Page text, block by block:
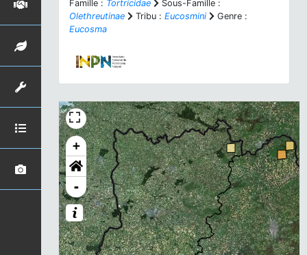
Famille : Tortricidae
Sous-Famille :
Olethreutinae
Tribu : Eucosmini
Genre :
Eucosma
+
-